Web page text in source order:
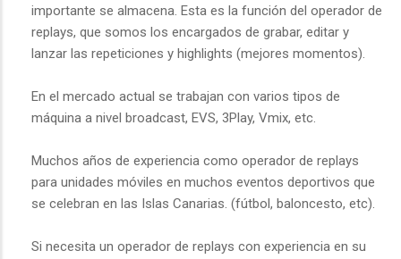
importante se almacena. Esta es la función del operador de
replays, que somos los encargados de grabar, editar y
lanzar las repeticiones y highlights (mejores momentos).
En el mercado actual se trabajan con varios tipos de
máquina a nivel broadcast, EVS, 3Play, Vmix, etc.
Muchos años de experiencia como operador de replays
para unidades móviles en muchos eventos deportivos que
se celebran en las Islas Canarias. (fútbol, baloncesto, etc).
Si necesita un operador de replays con experiencia en su